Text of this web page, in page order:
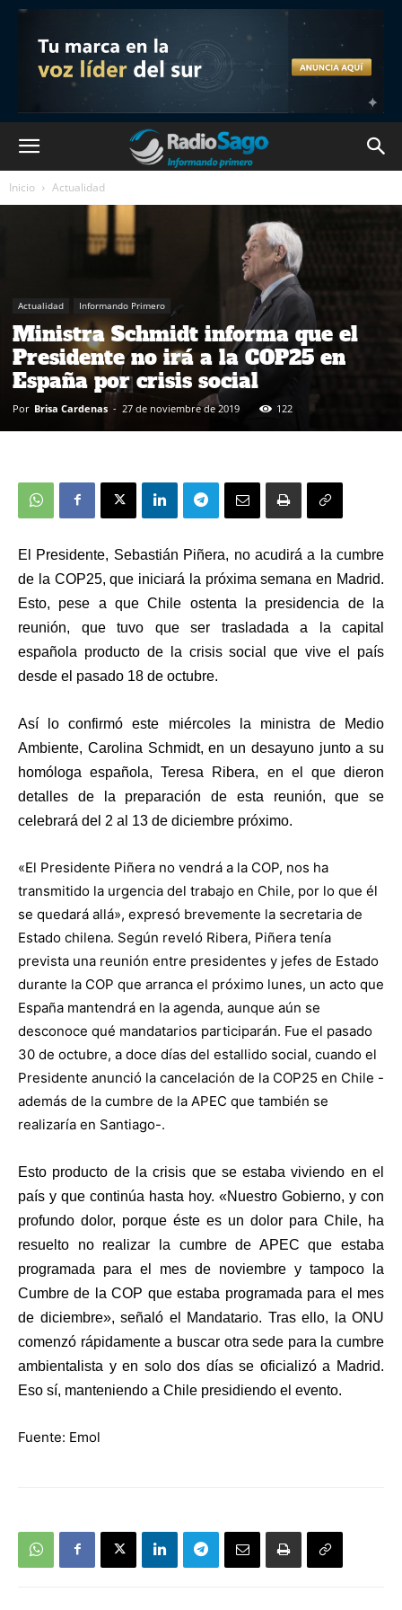
Inicio Actualidad
Actualidad Informando Primero
Ministra Schmidt informa que el
Presidente no irá a la COP25 en
España por crisis social
Por Brisa Cardenas - 27 de noviembre de 2019 122
El Presidente, Sebastián Piñera, no acudirá a la cumbre
de la COP25, que iniciará la próxima semana en Madrid.
Esto, pese a que Chile ostenta la presidencia de la
reunión, que tuvo que ser trasladada a la capital
española producto de la crisis social que vive el país
desde el pasado 18 de octubre.
Así lo confirmó este miércoles la ministra de Medio
Ambiente, Carolina Schmidt, en un desayuno junto a su
homóloga española, Teresa Ribera, en el que dieron
detalles de la preparación de esta reunión, que se
celebrará del 2 al 13 de diciembre próximo.
«El Presidente Piñera no vendrá a la COP, nos ha
transmitido la urgencia del trabajo en Chile, por lo que él
se quedará allá», expresó brevemente la secretaria de
Estado chilena. Según reveló Ribera, Piñera tenía
prevista una reunión entre presidentes y jefes de Estado
durante la COP que arranca el próximo lunes, un acto que
España mantendrá en la agenda, aunque aún se
desconoce qué mandatarios participarán. Fue el pasado
30 de octubre, a doce días del estallido social, cuando el
Presidente anunció la cancelación de la COP25 en Chile -
además de la cumbre de la APEC que también se
realizaría en Santiago-.
Esto producto de la crisis que se estaba viviendo en el
país y que continúa hasta hoy. «Nuestro Gobierno, y con
profundo dolor, porque éste es un dolor para Chile, ha
resuelto no realizar la cumbre de APEC que estaba
programada para el mes de noviembre y tampoco la
Cumbre de la COP que estaba programada para el mes
de diciembre», señaló el Mandatario. Tras ello, la ONU
comenzó rápidamente a buscar otra sede para la cumbre
ambientalista y en solo dos días se oficializó a Madrid.
Eso sí, manteniendo a Chile presidiendo el evento.
Fuente: Emol